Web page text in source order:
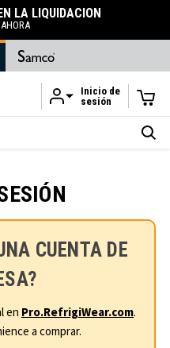
Ir al contenido principal
LA LIQUIDACIÓN
Inicio de
sesión
CUENTA DE
en Pro.RefrigiWear.com.
a comprar.